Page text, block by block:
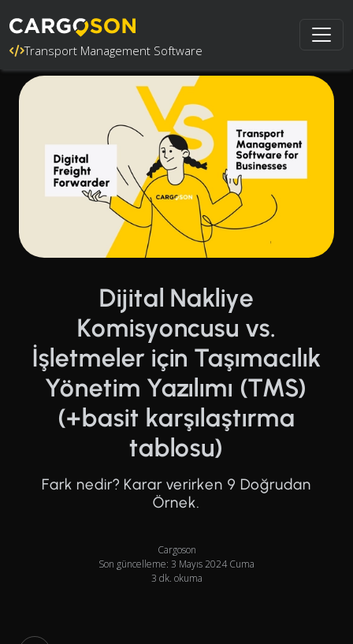
Transport Management Software
Dijital Nakliye
Komisyoncusu vs.
İşletmeler için Taşımacılık
Yönetim Yazılımı (TMS)
(+basit karşılaştırma
tablosu)
Fark nedir? Karar verirken 9 Doğrudan
Örnek.
Cargoson
Son güncelleme: 3 Mayıs 2024 Cuma
3 dk. okuma